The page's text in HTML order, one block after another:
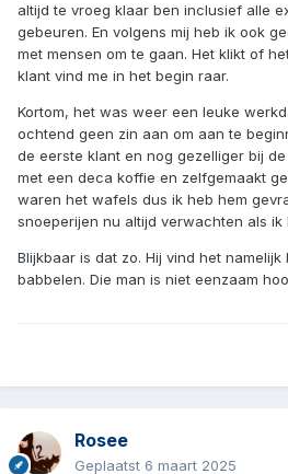
altijd te vroeg klaar ben inclusief alle
gebeuren. En volgens mij heb ik ook
met mensen om te gaan. Het klikt of
klant vind me in het begin raar.
Kortom, het was weer een leuke
ochtend geen zin aan om aan te
de eerste klant en nog gezelliger bij
met een deca koffie en zelfgemaakt
waren het wafels dus ik heb hem
snoeperijen nu altijd verwachten als ik
Blijkbaar is dat zo. Hij vind het
babbelen. Die man is niet eenzaam
Rosee
Geplaatst 6 maart 2025